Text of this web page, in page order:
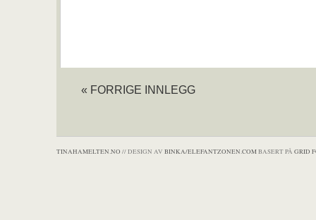
« FORRIGE INNLEGG
TINAHAMELTEN.NO // DESIGN AV BINKA/ELEFANTZONEN.COMBASERT PÅ GRID